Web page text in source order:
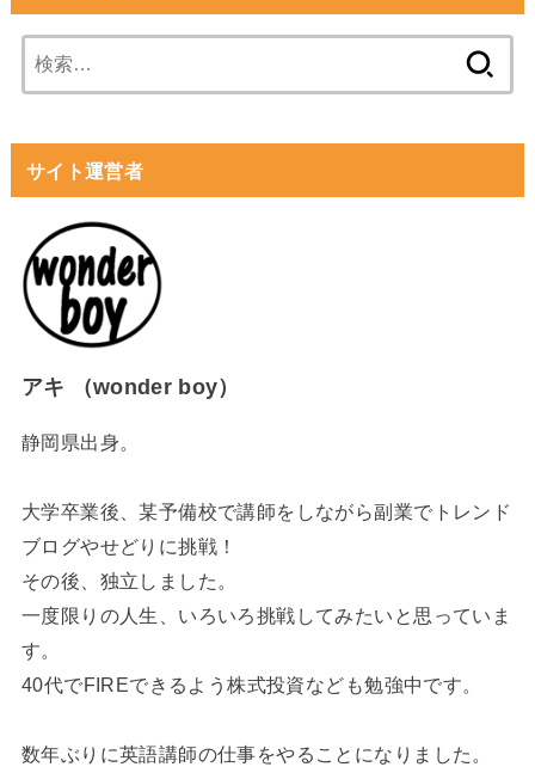
索:
サイト運営者
アキ （wonder boy）
静岡県出身。
大学卒業後、某予備校で講師をしながら副業でトレンド
ブログやせどりに挑戦！
その後、独立しました。
一度限りの人生、いろいろ挑戦してみたいと思っていま
す。
40代でFIREできるよう株式投資なども勉強中です。
数年ぶりに英語講師の仕事をやることになりました。